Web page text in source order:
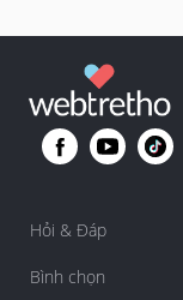
Hỏi & Đáp
Bình chọn